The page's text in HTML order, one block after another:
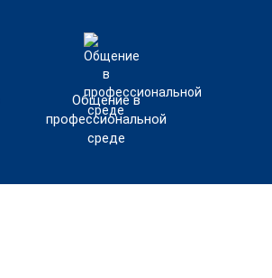
Общение в
профессиональной
среде